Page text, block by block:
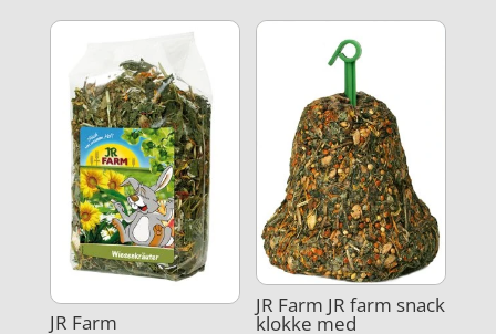
JR Farm
JR Farm JR farm snack
klokke med